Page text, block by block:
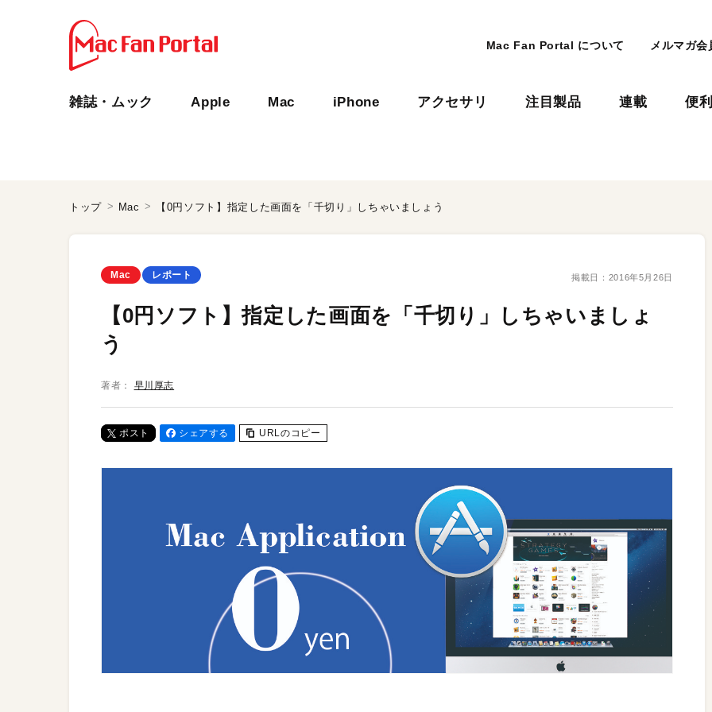
Mac Fan Portal について メルマガ会
雑誌・ムック Apple Mac iPhone アクセサリ 注目製品 連載 便
トップ Mac 【0円ソフト】指定した画面を「千切り」しちゃいましょう
Mac レポート 掲載日： 2016年5月26日
【0円ソフト】指定した画面を「千切り」しちゃいましょ
う
著者： 早川厚志
ポスト シェアする URLのコピー